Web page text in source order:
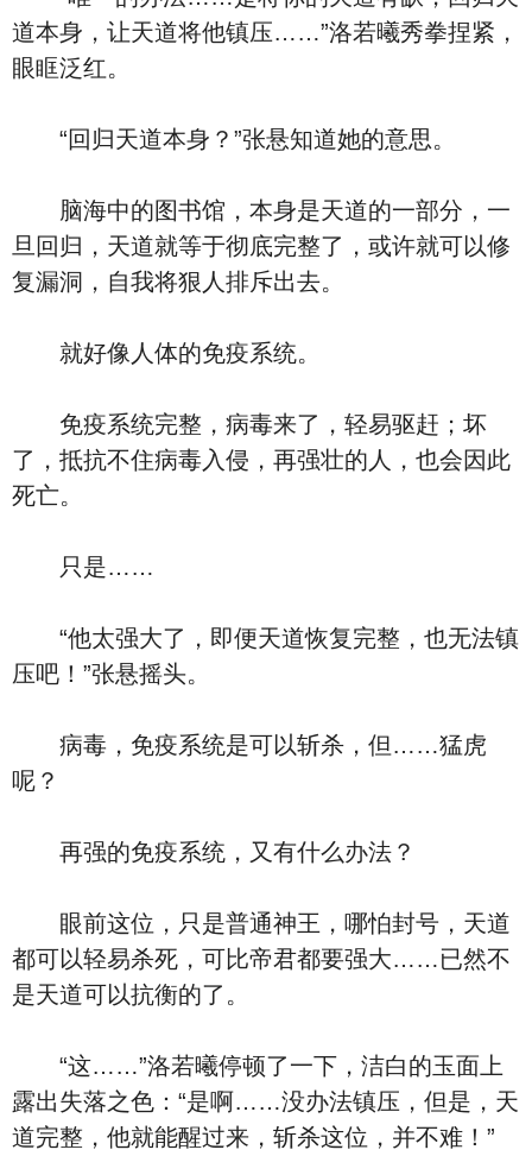
道本身，让天道将他镇压……”洛若曦秀拳捏紧，
眼眶泛红。
“回归天道本身？”张悬知道她的意思。
脑海中的图书馆，本身是天道的一部分，一
旦回归，天道就等于彻底完整了，或许就可以修
复漏洞，自我将狠人排斥出去。
就好像人体的免疫系统。
免疫系统完整，病毒来了，轻易驱赶；坏
了，抵抗不住病毒入侵，再强壮的人，也会因此
死亡。
只是……
“他太强大了，即便天道恢复完整，也无法镇
压吧！”张悬摇头。
病毒，免疫系统是可以斩杀，但……猛虎
呢？
再强的免疫系统，又有什么办法？
眼前这位，只是普通神王，哪怕封号，天道
都可以轻易杀死，可比帝君都要强大……已然不
是天道可以抗衡的了。
“这……”洛若曦停顿了一下，洁白的玉面上
露出失落之色：“是啊……没办法镇压，但是，天
道完整，他就能醒过来，斩杀这位，并不难！”